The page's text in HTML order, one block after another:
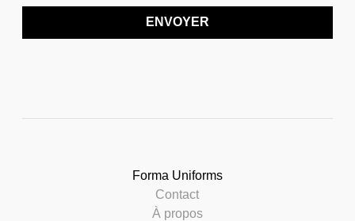
ENVOYER
Forma Uniforms
Contact
À propos